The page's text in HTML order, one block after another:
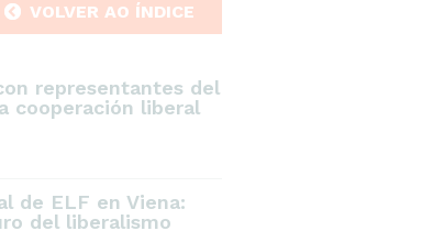
VOLVER AO ÍNDICE
representantes del
cooperación liberal
de ELF en Viena:
del liberalismo